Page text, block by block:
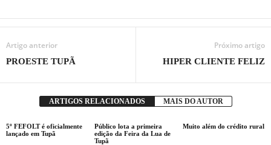
Artigo anterior
PROESTE TUPÃ
Próximo artigo
HIPER CLIENTE FELIZ
ARTIGOS RELACIONADOS MAIS DO AUTOR
5º FEFOLT é oficialmente
lançado em Tupã
Público lota a primeira
edição da Feira da Lua de
Tupã
Muito além do crédito rural